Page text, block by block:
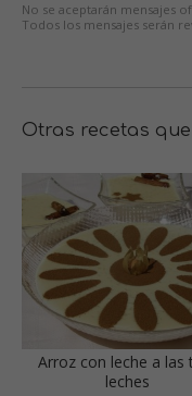
No se aceptarán mensajes
Todos los mensajes serán
Otras recetas
Arroz con leche a las
leches